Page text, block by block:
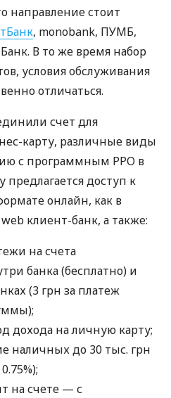
направление стоит
, monobank, ПУМБ,
В то же время набор
условия обслуживания
отличаться.
счет для
карту, различные виды
с программным РРО в
доступ к
онлайн, как в
клиент-банк, а также:
на счета
банка (бесплатно) и
(3 грн за платеж
дохода на личную карту;
наличных до 30 тыс. грн
на счете — с